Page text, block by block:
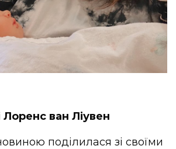
Лоренс ван Ліувен
поділилася зі своїми